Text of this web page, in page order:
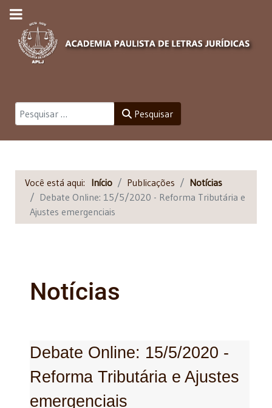
Pesquisar Pesquisar
Você está aqui: Início Publicações
Notícias
Debate Online: 15/5/2020 - Reforma Tributária e
Ajustes emergenciais
Notícias
Debate Online: 15/5/2020 -
Reforma Tributária e Ajustes
emergenciais